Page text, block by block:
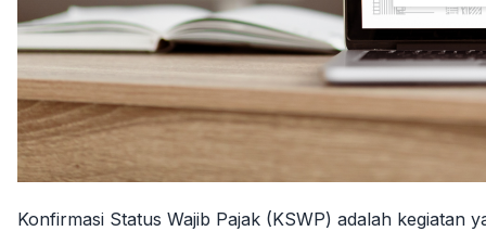
Konfirmasi Status Wajib Pajak (KSWP) adalah